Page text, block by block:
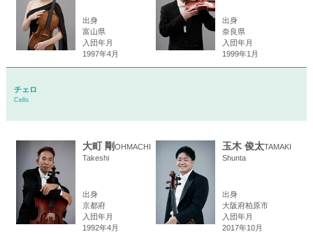
出身
富山県
入団年月
1997年4月
出身
奈良県
入団年月
1999年1月
チェロ
Cello
大町 剛OHMACHI
Takeshi
出身
京都府
入団年月
1992年4月
玉木 俊太TAMAKI
Shunta
出身
大阪府柏原市
入団年月
2017年10月